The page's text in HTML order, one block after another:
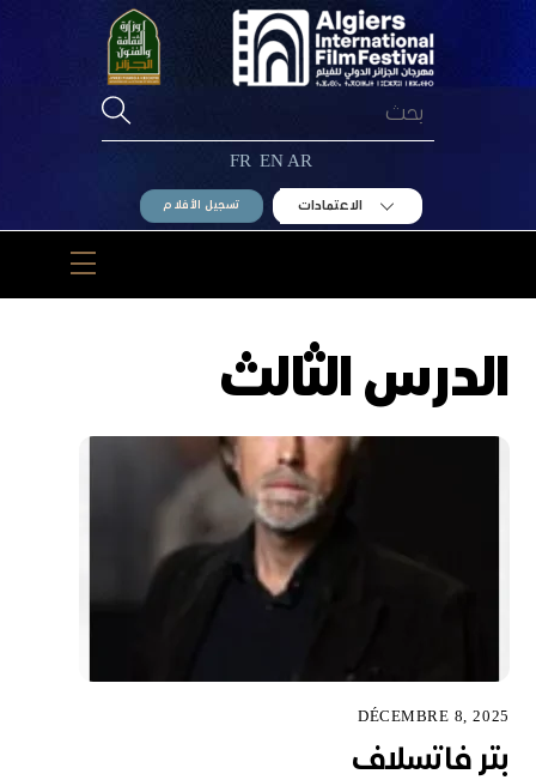
AR
EN
FR
الاعتمادات تسجيل الأفلام
Menu
الدرس الثالث
DÉCEMBRE 8, 2025
بتـر فاتسلاف